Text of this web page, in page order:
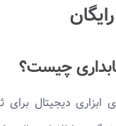
چیست؟
ابزاری دیجیتال